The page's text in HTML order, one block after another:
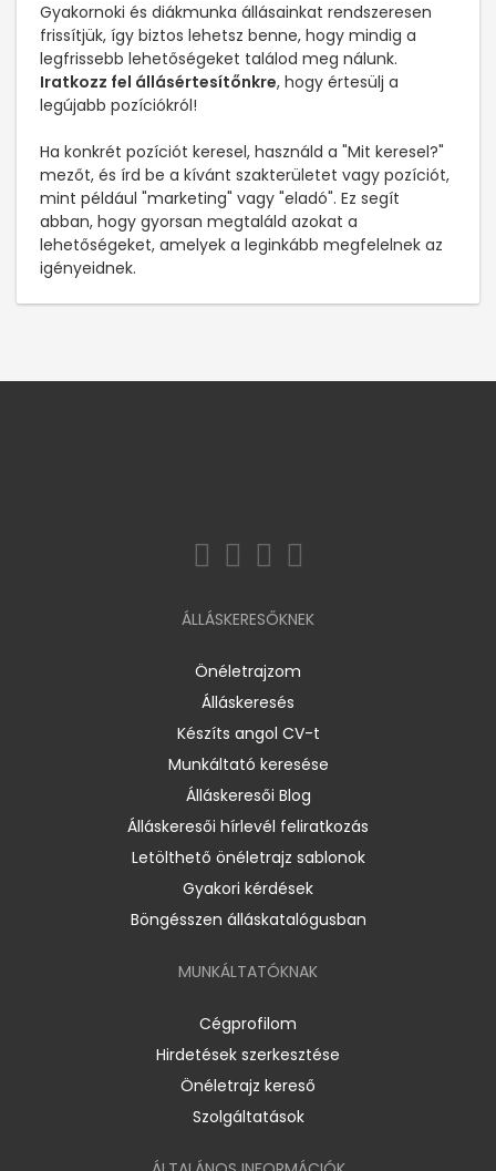
Gyakornoki és diákmunka állásainkat rendszeresen
frissítjük, így biztos lehetsz benne, hogy mindig a
legfrissebb lehetőségeket találod meg nálunk.
Iratkozz fel állásértesítőnkre, hogy értesülj a
legújabb pozíciókról!
Ha konkrét pozíciót keresel, használd a "Mit keresel?"
mezőt, és írd be a kívánt szakterületet vagy pozíciót,
mint például "marketing" vagy "eladó". Ez segít
abban, hogy gyorsan megtaláld azokat a
lehetőségeket, amelyek a leginkább megfelelnek az
igényeidnek.
ÁLLÁSKERESŐKNEK
Önéletrajzom
Álláskeresés
Készíts angol CV-t
Munkáltató keresése
Álláskeresői Blog
Álláskeresői hírlevél feliratkozás
Letölthető önéletrajz sablonok
Gyakori kérdések
Böngésszen álláskatalógusban
MUNKÁLTATÓKNAK
Cégprofilom
Hirdetések szerkesztése
Önéletrajz kereső
Szolgáltatások